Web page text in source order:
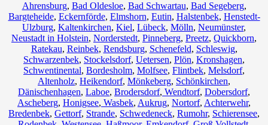
Ahrensburg, Bad Oldesloe, Bad Schwartau, Bad Segeberg,
Bargteheide, Eckernförde, Elmshorn, Eutin, Halstenbek, Henstedt-
Ulzburg, Kaltenkirchen, Kiel, Lübeck, Mölln, Neumünster,
Neustadt in Holstein, Norderstedt, Pinneberg, Preetz, Quickborn,
Ratekau, Reinbek, Rendsburg, Schenefeld, Schleswig,
Schwarzenbek, Stockelsdorf, Uetersen, Plön, Kronshagen,
Schwentinental, Bordesholm, Molfsee, Flintbek, Melsdorf,
Altenholz, Heikendorf, Mönkeberg, Schönkirchen,
Dänischenhagen, Laboe, Brodersdorf, Wendtorf, Dobersdorf,
Ascheberg, Honigsee, Wasbek, Aukrug, Nortorf, Achterwehr,
Bredenbek, Gettorf, Strande, Schwedeneck, Rumohr, Schierensee,